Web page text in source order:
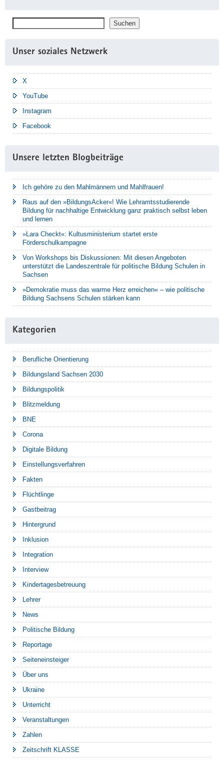
Suchen Suchen
Unser soziales Netzwerk
X
YouTube
Instagram
Facebook
Unsere letzten Blogbeiträge
Ich gehöre zu den Mahlmännern und Mahlfrauen!
Raus auf den »BildungsAcker«! Wie Lehramtsstudierende
Bildung für nachhaltige Entwicklung ganz praktisch selbst leben
und lernen
»Lara Checkt«: Kultusministerium startet erste
Förderschulkampagne
Von Workshops bis Diskussionen: Mit diesen Angeboten
unterstützt die Landeszentrale für politische Bildung Schulen in
Sachsen
»Demokratie muss das warme Herz erreichen« – wie politische
Bildung Sachsens Schulen stärken kann
Kategorien
Berufliche Orientierung
Bildungsland Sachsen 2030
Bildungspolitik
Blitzmeldung
BNE
Corona
Digitale Bildung
Einstellungsverfahren
Fakten
Flüchtlinge
Gastbeitrag
Hintergrund
Inklusion
Integration
Interview
Kindertagesbetreuung
Lehrer
News
Politische Bildung
Reportage
Seiteneinsteiger
Über uns
Ukraine
Unterricht
Veranstaltungen
Zahlen
Zeitschrift KLASSE